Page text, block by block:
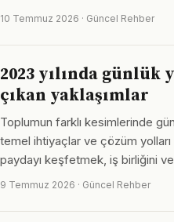
10 Temmuz 2026 · Güncel Rehber
2023 yılında günlük
çıkan yaklaşımlar
Toplumun farklı kesimlerinde
temel ihtiyaçlar ve çözüm
paydayı keşfetmek, iş birliğini
9 Temmuz 2026 · Güncel Rehber